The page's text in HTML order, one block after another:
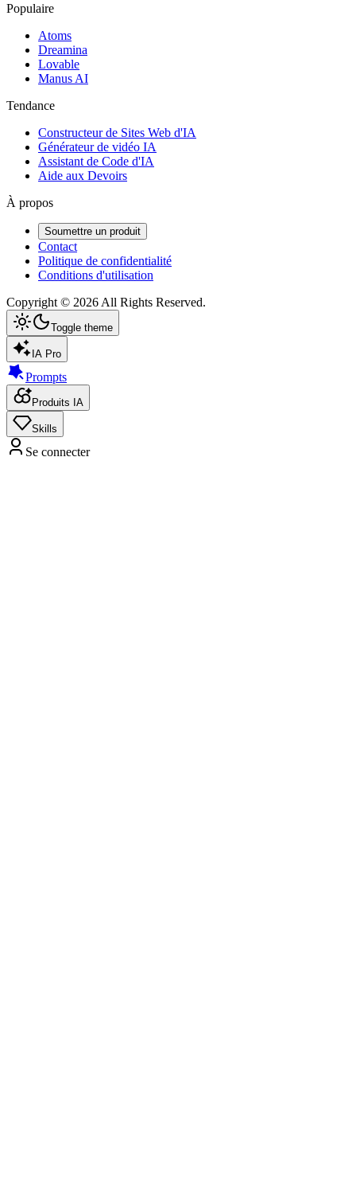
Populaire
Atoms
Dreamina
Lovable
Manus AI
Tendance
Constructeur de Sites Web d'IA
Générateur de vidéo IA
Assistant de Code d'IA
Aide aux Devoirs
À propos
Soumettre un produit
Contact
Politique de confidentialité
Conditions d'utilisation
Copyright © 2026 All Rights Reserved.
Toggle theme
IA Pro
Prompts
Produits IA
Skills
Se connecter